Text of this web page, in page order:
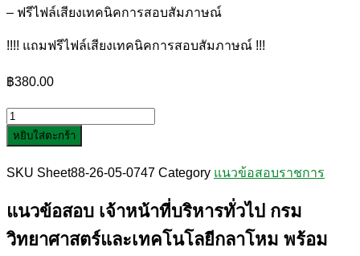
– ฟรีไฟล์เสียงเทคนิคการสอบสัมภาษณ์
!!!! แถมฟรีไฟล์เสียงเทคนิคการสอบสัมภาษณ์ !!!
฿380.00
จำนวน
แนว
เจ้า
บริหาร
ทั่วไป
หยิบใส่ตะกร้า
SKU Sheet88-26-05-0747 Category แนวข้อสอบราชการ
แนวข้อสอบ เจ้าหน้าที่บริหารทั่วไป กรม
วิทยาศาสตร์และเทคโนโลยีกลาโหม พร้อม